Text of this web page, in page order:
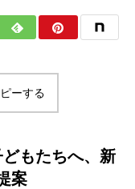
ーする
もたちへ、新
案